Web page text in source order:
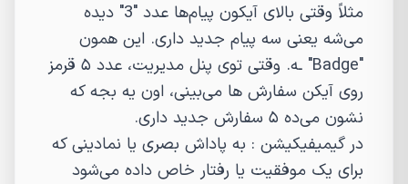
مثلاً وقتی بالای آیکون پیام‌ها عدد "3" دیده
می‌شه یعنی سه پیام جدید داری. این همون
"Badge" ـه. وقتی توی پنل مدیریت، عدد ۵ قرمز
روی آیکن سفارش ها می‌بینی، اون یه بجه که
نشون می‌ده ۵ سفارش جدید داری.
در گیمیفیکیشن : به پاداش بصری یا نمادینی که
برای یک موفقیت یا رفتار خاص داده می‌شود